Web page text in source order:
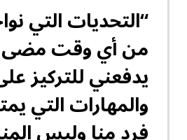
“التحديات التي
من أي وقت مضى
يدفعني للتركيز
والمهارات التي